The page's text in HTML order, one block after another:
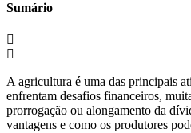
Sumário
A agricultura é uma das principais
enfrentam desafios financeiros,
prorrogação ou alongamento da
vantagens e como os produtores